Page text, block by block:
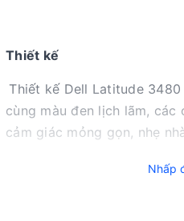
Thiết kế
Thiết kế Dell Latitude
cùng màu đen lịch lãm,
cảm giác mỏng gọn, nhẹ
STD 810G, đảm bảo rằng
Nhấp